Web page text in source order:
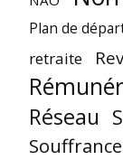
Plan de
retraite
Réseau